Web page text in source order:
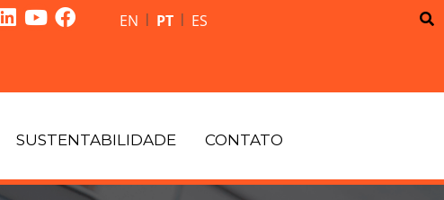
EN | PT | ES
SUSTENTABILIDADE CONTATO